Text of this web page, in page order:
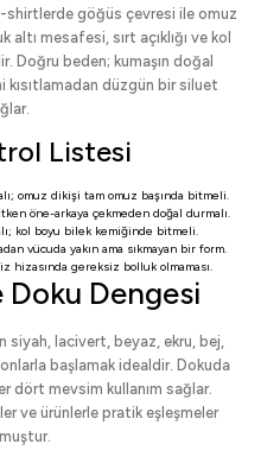
shirtlerde göğüs çevresi ile omuz
mesafesi, sırt açıklığı ve kol
Doğru beden; kumaşın doğal
düzgün bir siluet
Listesi
omuz dikişi tam omuz başında bitmeli.
öne-arkaya çekmeden doğal durmalı.
kol boyu bilek kemiğinde bitmeli.
vücuda yakın ama sıkmayan bir form.
hizasında gereksiz bolluk olmaması.
Doku Dengesi
siyah, lacivert, beyaz, ekru, bej,
başlamak idealdir. Dokuda
dört mevsim kullanım sağlar.
ve ürünlerle pratik eşleşmeler